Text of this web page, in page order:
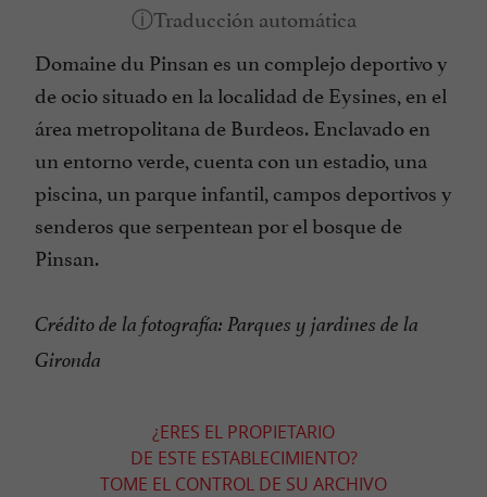
Domaine du Pinsan es un complejo deportivo y
de ocio situado en la localidad de Eysines, en el
área metropolitana de Burdeos. Enclavado en
un entorno verde, cuenta con un estadio, una
piscina, un parque infantil, campos deportivos y
senderos que serpentean por el bosque de
Pinsan.
Crédito de la fotografía: Parques y jardines de la
Gironda
¿ERES EL PROPIETARIO
DE ESTE ESTABLECIMIENTO?
TOME EL CONTROL DE SU ARCHIVO